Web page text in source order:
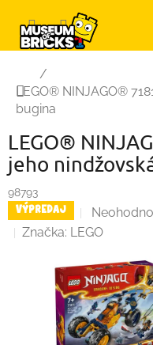
obsah
Domov
/
LEGO® NINJAGO®
bugina
LEGO®
jeho
98793
VÝPREDAJ
Priemerné
hodnotenie
je
0,0
z
5
Značka: LEGO